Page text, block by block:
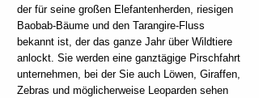
der für seine großen Elefantenherden, riesigen
Baobab-Bäume und den Tarangire-Fluss
bekannt ist, der das ganze Jahr über Wildtiere
anlockt. Sie werden eine ganztägige Pirschfahrt
unternehmen, bei der Sie auch Löwen, Giraffen,
Zebras und möglicherweise Leoparden sehen